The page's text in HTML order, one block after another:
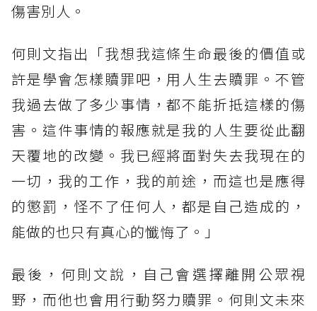
傷害別人。
何則文指出「我想我這條生命最後的價值或
許是學會怎樣贖罪吧，用人生去贖罪。不管
我過去做了多少事情，都不能折抵這樣的傷
害。這件事情的報應就是我的人生要從此翻
天覆地的改變。我已經將面對失去我現在的
一切，我的工作，我的前途，而這也是應得
的懲罰，怪不了任何人，都是自己造成的，
能做的也只有真心的懺悔了。」
最後，何則文說，自己會選擇離開公眾視
野，而他也會用行動努力贖罪。何則文未來